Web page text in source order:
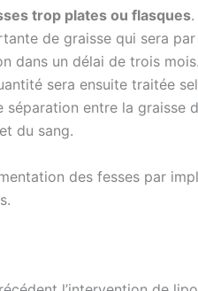
trop plates ou flasques
de graisse qui sera
dans un délai de trois
sera ensuite traitée
entre la graisse
du sang.
des fesses par